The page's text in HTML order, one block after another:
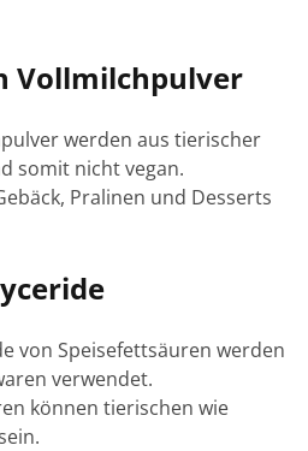
Vollmilchpulver
werden aus tierischer
somit nicht vegan.
Pralinen und Desserts
von Speisefettsäuren werden
verwendet.
können tierischen wie